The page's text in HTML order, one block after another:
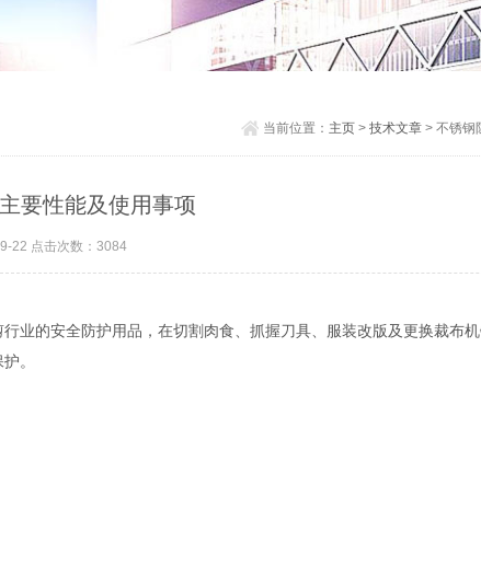
当前位置： 主页> 技术文章> 不锈钢
要性能及使用事项
22 点击次数：3084
的安全防护用品，在切割肉食、抓握刀具、服装改版及更换裁布
。